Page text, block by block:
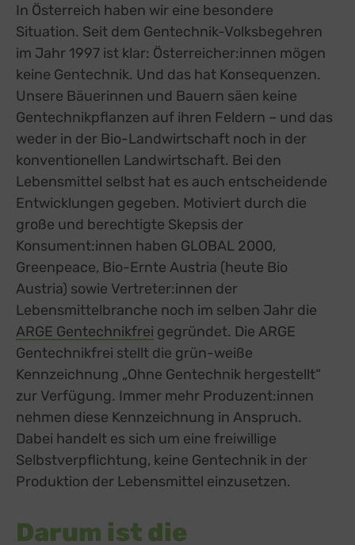
In Österreich haben wir eine besondere
Situation. Seit dem Gentechnik-Volksbegehren
im Jahr 1997 ist klar: Österreicher:innen mögen
keine Gentechnik. Und das hat Konsequenzen.
Unsere Bäuerinnen und Bauern säen keine
Gentechnikpflanzen auf ihren Feldern – und das
weder in der Bio-Landwirtschaft noch in der
konventionellen Landwirtschaft. Bei den
Lebensmittel selbst hat es auch entscheidende
Entwicklungen gegeben. Motiviert durch die
große und berechtigte Skepsis der
Konsument:innen haben GLOBAL 2000,
Greenpeace, Bio-Ernte Austria (heute Bio
Austria) sowie Vertreter:innen der
Lebensmittelbranche noch im selben Jahr die
ARGE Gentechnikfrei external link, opens in a new
gegründet. Die ARGE
Gentechnikfrei stellt die grün-weiße
Kennzeichnung „Ohne Gentechnik hergestellt“
zur Verfügung. Immer mehr Produzent:innen
nehmen diese Kennzeichnung in Anspruch.
Dabei handelt es sich um eine freiwillige
Selbstverpflichtung, keine Gentechnik in der
Produktion der Lebensmittel einzusetzen.
Darum ist die